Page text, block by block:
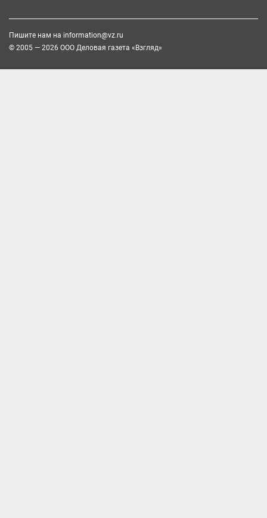
Пишите нам на information@vz.ru
© 2005 — 2026 ООО Деловая газета «Взгляд»